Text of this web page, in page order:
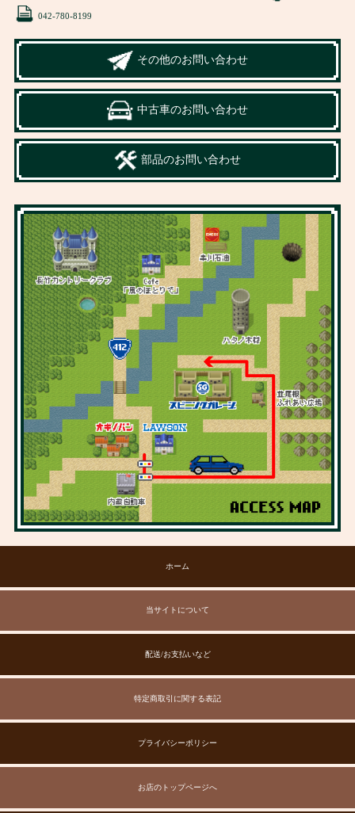
042-780-8199
その他のお問い合わせ
中古車のお問い合わせ
部品のお問い合わせ
ホーム
当サイトについて
配送/お支払いなど
特定商取引に関する表記
プライバシーポリシー
お店のトップページへ